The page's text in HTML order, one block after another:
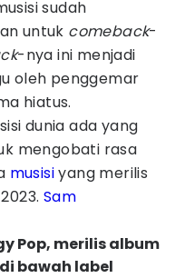
sudah
untuk comeback-
-nya ini menjadi
oleh penggemar
hiatus.
dunia ada yang
mengobati rasa
musisiyang merilis
Sam
Pop, merilis album
bawah label